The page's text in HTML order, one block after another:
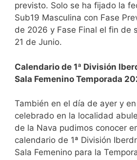
previsto. Solo se ha fijado la
Sub19 Masculina con Fase
de 2026 y Fase Final el fin de
21 de Junio.
Calendario de 1ª División
Sala Femenino Temporada
También en el día de ayer y
celebrado en la localidad
de la Nava pudimos conocer
calendario de 1ª División
Sala Femenino para la